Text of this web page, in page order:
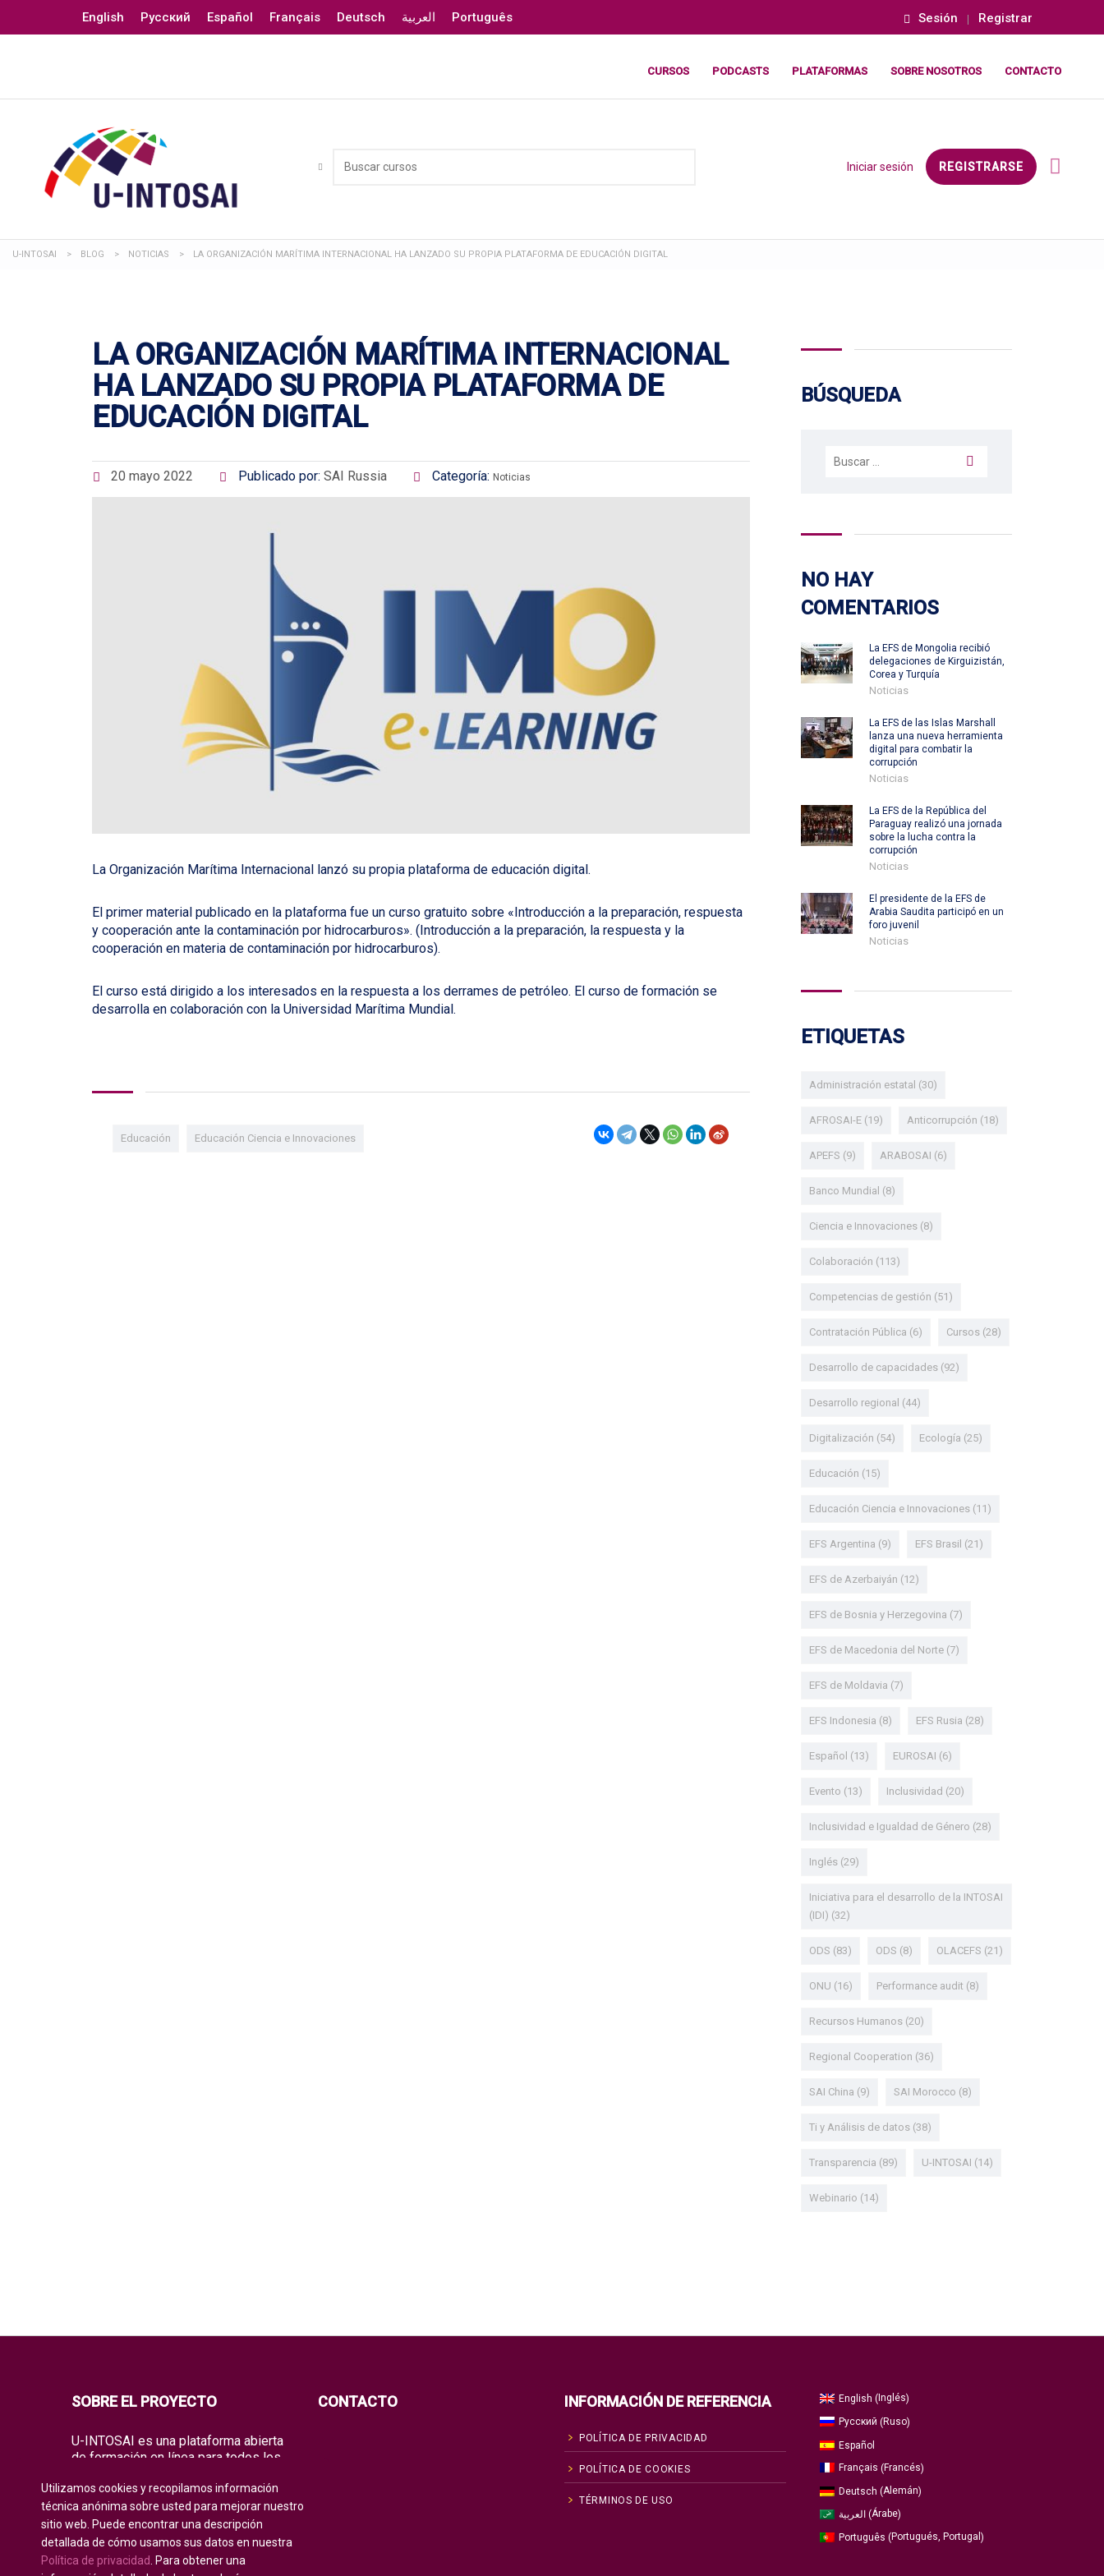
English Русский Español Français Deutsch العربية Português Sesión Registrar
CURSOS PODCASTS PLATAFORMAS SOBRE NOSOTROS CONTACTO
Iniciar sesión REGISTRARSE
U-INTOSAI > BLOG > NOTICIAS > LA ORGANIZACIÓN MARÍTIMA INTERNACIONAL HA LANZADO SU PROPIA PLATAFORMA DE EDUCACIÓN DIGITAL
LA ORGANIZACIÓN MARÍTIMA INTERNACIONAL
HA LANZADO SU PROPIA PLATAFORMA DE
EDUCACIÓN DIGITAL
20 mayo 2022 Publicado por: SAI Russia Categoría: Noticias
La Organización Marítima Internacional lanzó su propia plataforma de educación digital.
El primer material publicado en la plataforma fue un curso gratuito sobre «Introducción a la preparación, respuesta
y cooperación ante la contaminación por hidrocarburos». (Introducción a la preparación, la respuesta y la
cooperación en materia de contaminación por hidrocarburos).
El curso está dirigido a los interesados en la respuesta a los derrames de petróleo. El curso de formación se
desarrolla en colaboración con la Universidad Marítima Mundial.
Educación Educación Ciencia e Innovaciones
BÚSQUEDA
Buscar:
NO HAY
COMENTARIOS
La EFS de Mongolia recibió
delegaciones de Kirguizistán,
Corea y Turquía
Noticias
La EFS de las Islas Marshall
lanza una nueva herramienta
digital para combatir la
corrupción
Noticias
La EFS de la República del
Paraguay realizó una jornada
sobre la lucha contra la
corrupción
Noticias
El presidente de la EFS de
Arabia Saudita participó en un
foro juvenil
Noticias
ETIQUETAS
Administración estatal (30)
AFROSAI-E(19) Anticorrupción (18)
APEFS (9) ARABOSAI (6)
Banco Mundial (8)
Ciencia e Innovaciones(8)
Colaboración (113)
Competencias de gestión (51)
Contratación Pública (6) Cursos(28)
Desarrollo de capacidades(92)
Desarrollo regional (44)
Digitalización (54) Ecología (25)
Educación (15)
Educación Ciencia e Innovaciones(11)
EFS Argentina (9) EFS Brasil (21)
EFS de Azerbaiyán (12)
EFS de Bosnia y Herzegovina (7)
EFS de Macedonia del Norte(7)
EFS de Moldavia (7)
EFS Indonesia (8) EFS Rusia (28)
Español (13) EUROSAI (6)
Evento (13) Inclusividad (20)
Inclusividad e Igualdad de Género (28)
Inglés(29)
Iniciativa para el desarrollo de la INTOSAI
(IDI) (32)
ODS (83) ODS (8) OLACEFS (21)
ONU (16) Performance audit (8)
Recursos Humanos(20)
Regional Cooperation (36)
SAI China (9) SAI Morocco (8)
Ti y Análisis de datos(38)
Transparencia (89) U-INTOSAI (14)
Webinario (14)
SOBRE EL PROYECTO
U-INTOSAI es una plataforma abierta
de formación en línea para todos los
como un espacio único para el
intercambio de experiencias y
conocimientos de vanguardia.
La Universidad ofrece a toda la
comunidad global de auditoría tanto
CONTACTO INFORMACIÓN DE REFERENCIA
POLÍTICA DE PRIVACIDAD
POLÍTICA DE COOKIES
TÉRMINOS DE USO
English (Inglés)
Русский (Ruso)
Español
Français (Francés)
Deutsch (Alemán)
العربية (Árabe)
Português (Portugués, Portugal )
Utilizamos cookies y recopilamos información
técnica anónima sobre usted para mejorar nuestro
sitio web. Puede encontrar una descripción
detallada de cómo usamos sus datos en nuestra
Política de privacidad
. Para obtener una